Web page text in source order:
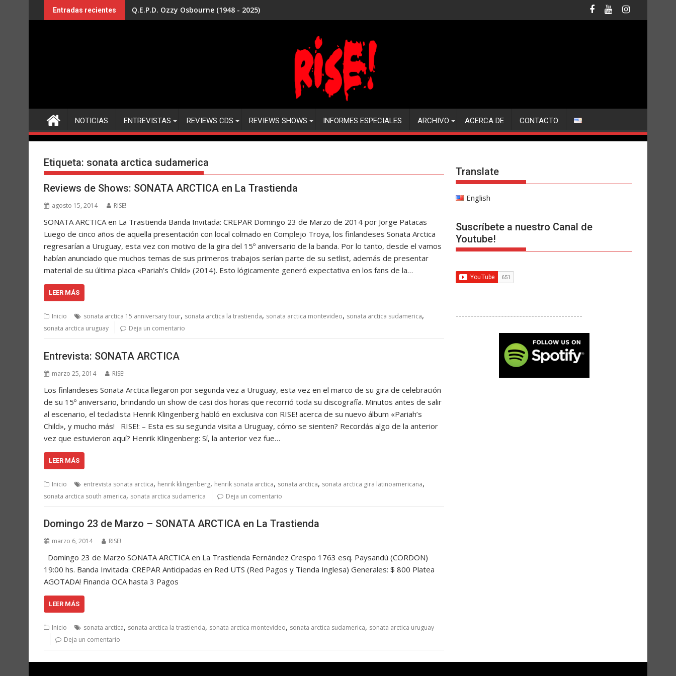
al
Entradas recientes Q.E.P.D. Ozzy Osbourne (1948 - 2025)
NOTICIAS ENTREVISTAS REVIEWS CDS REVIEWS SHOWS INFORMES ESPECIALES ARCHIVO ACERCA DE CONTACTO
Etiqueta: sonata arctica sudamerica
Reviews de Shows: SONATA ARCTICA en La Trastienda
agosto 15, 2014 RISE!
SONATA ARCTICA en La Trastienda Banda Invitada: CREPAR Domingo 23 de Marzo de 2014 por Jorge Patacas
Luego de cinco años de aquella presentación con local colmado en Complejo Troya, los finlandeses Sonata Arctica
regresarían a Uruguay, esta vez con motivo de la gira del 15º aniversario de la banda. Por lo tanto, desde el vamos
habían anunciado que muchos temas de sus primeros trabajos serían parte de su setlist, además de presentar
material de su última placa «Pariah’s Child» (2014). Esto lógicamente generó expectativa en los fans de la…
LEER MÁS
Inicio sonata arctica 15 anniversary tour, sonata arctica la trastienda, sonata arctica montevideo, sonata arctica sudamerica,
sonata arctica uruguay Deja un comentario
Entrevista: SONATA ARCTICA
marzo 25, 2014 RISE!
Los finlandeses Sonata Arctica llegaron por segunda vez a Uruguay, esta vez en el marco de su gira de celebración
de su 15º aniversario, brindando un show de casi dos horas que recorrió toda su discografía. Minutos antes de salir
al escenario, el tecladista Henrik Klingenberg habló en exclusiva con RISE! acerca de su nuevo álbum «Pariah’s
Child», y mucho más! RISE!: – Esta es su segunda visita a Uruguay, cómo se sienten? Recordás algo de la anterior
vez que estuvieron aquí? Henrik Klingenberg: Sí, la anterior vez fue…
LEER MÁS
Inicio entrevista sonata arctica, henrik klingenberg, henrik sonata arctica, sonata arctica, sonata arctica gira latinoamericana,
sonata arctica south america, sonata arctica sudamerica Deja un comentario
Domingo 23 de Marzo – SONATA ARCTICA en La Trastienda
marzo 6, 2014 RISE!
Domingo 23 de Marzo SONATA ARCTICA en La Trastienda Fernández Crespo 1763 esq. Paysandú (CORDON)
19:00 hs. Banda Invitada: CREPAR Anticipadas en Red UTS (Red Pagos y Tienda Inglesa) Generales: $ 800 Platea
AGOTADA! Financia OCA hasta 3 Pagos
LEER MÁS
Inicio sonata arctica, sonata arctica la trastienda, sonata arctica montevideo, sonata arctica sudamerica, sonata arctica uruguay
Deja un comentario
Translate
English
Suscríbete a nuestro Canal de
Youtube!
------------------------------------------